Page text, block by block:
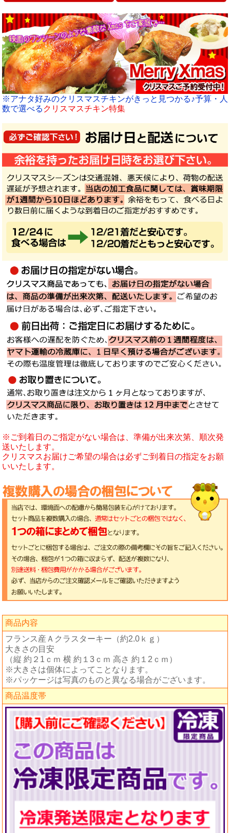
※アナタ好みのクリスマスチキンがきっと見つかる♪予算・人
数で選べる クリスマスチキン特集
※ご到着日のご指定がない場合は、準備が出来次第、順次発
送いたします。
クリスマスお届けご希望の場合は必ずご到着日の指定をお願
いいたします。
商品内容
フランス産Ａクラスターキー（約2.0ｋｇ）
大きさの目安
（縦 約２1ｃｍ 横 約１3ｃｍ 高さ 約１2ｃｍ）
※大きさは個体によってことなります。
※パッケージは写真のものと異なる場合がございます。
商品温度帯